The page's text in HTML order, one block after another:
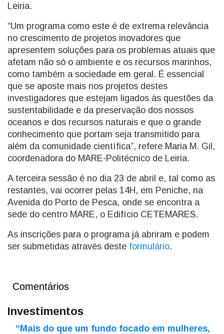
Leiria.
“Um programa como este é de extrema relevância
no crescimento de projetos inovadores que
apresentem soluções para os problemas atuais que
afetam não só o ambiente e os recursos marinhos,
como também a sociedade em geral. É essencial
que se aposte mais nos projetos destes
investigadores que estejam ligados às questões da
sustentabilidade e da preservação dos nossos
oceanos e dos recursos naturais e que o grande
conhecimento que portam seja transmitido para
além da comunidade científica”, refere Maria M. Gil,
coordenadora do MARE-Politécnico de Leiria.
A terceira sessão é no dia 23 de abril e, tal como as
restantes, vai ocorrer pelas 14H, em Peniche, na
Avenida do Porto de Pesca, onde se encontra a
sede do centro MARE, o Edifício CETEMARES.
As inscrições para o programa já abriram e podem
ser submetidas através deste formulário.
Comentários
Investimentos
“Mais do que um fundo focado em mulheres,